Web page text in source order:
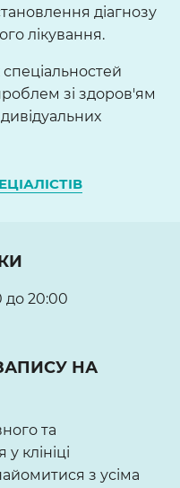
діагнозу
лікування.
спеціальностей
зі здоров'ям
до 20:00
НА
та
клініці
з усіма